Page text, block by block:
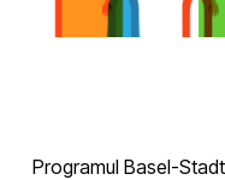
Programul Basel-